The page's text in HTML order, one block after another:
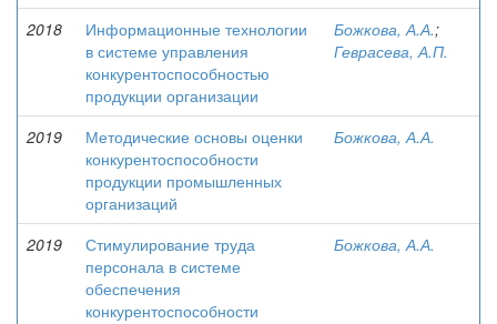
2018
Информационные технологии
в системе управления
конкурентоспособностью
продукции организации
Божкова, А.А.;
Геврасева, А.П.
2019
Методические основы оценки
конкурентоспособности
продукции промышленных
организаций
Божкова, А.А.
2019
Стимулирование труда
персонала в системе
обеспечения
конкурентоспособности
Божкова, А.А.